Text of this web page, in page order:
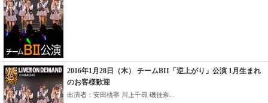
2016年1月28日（木） チームBII「逆上がり」公演 1月生まれ
のお客様歓迎
出演者：安田桃寧 川上千尋 磯佳奈...